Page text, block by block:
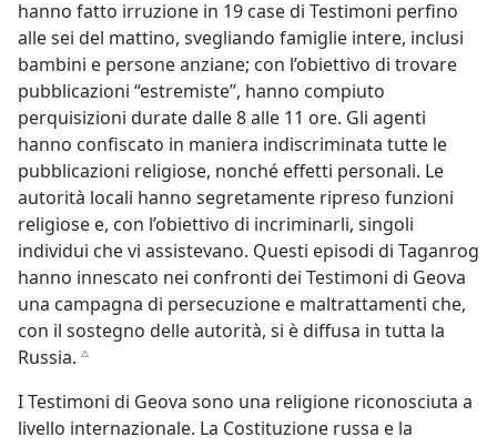
hanno fatto irruzione in 19 case di Testimoni perfino
alle sei del mattino, svegliando famiglie intere, inclusi
bambini e persone anziane; con l’obiettivo di trovare
pubblicazioni “estremiste”, hanno compiuto
perquisizioni durate dalle 8 alle 11 ore. Gli agenti
hanno confiscato in maniera indiscriminata tutte le
pubblicazioni religiose, nonché effetti personali. Le
autorità locali hanno segretamente ripreso funzioni
religiose e, con l’obiettivo di incriminarli, singoli
individui che vi assistevano. Questi episodi di Taganrog
hanno innescato nei confronti dei Testimoni di Geova
una campagna di persecuzione e maltrattamenti che,
con il sostegno delle autorità, si è diffusa in tutta la
Russia. c
I Testimoni di Geova sono una religione riconosciuta a
livello internazionale. La Costituzione russa e la